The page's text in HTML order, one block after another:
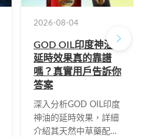
2026-08-04
GOD OIL印度神油
延時效果真的靠譜
嗎？真實用戶告訴你
答案
深入分析GOD OIL印度
神油的延時效果，詳細
介紹其天然中草藥配方